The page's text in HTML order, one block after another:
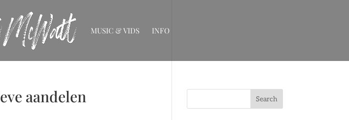
MUSIC & VIDS INFO
aandelen